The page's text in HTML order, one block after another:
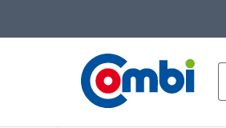
Zur Navigation springen
Zur Suche springen